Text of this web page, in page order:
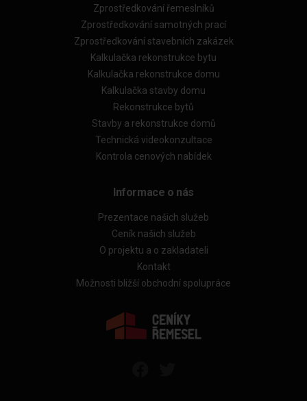
Zprostředkování řemeslníků
Zprostředkování samotných prací
Zprostředkování stavebních zakázek
Kalkulačka rekonstrukce bytu
Kalkulačka rekonstrukce domu
Kalkulačka stavby domu
Rekonstrukce bytů
Stavby a rekonstrukce domů
Technická videokonzultace
Kontrola cenových nabídek
Informace o nás
Prezentace našich služeb
Ceník našich služeb
O projektu a o zakladateli
Kontakt
Možnosti bližší obchodní spolupráce